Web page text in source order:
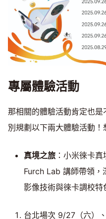
專屬體驗活動
那相關的體驗活動肯定也
別規劃以下兩大體驗活動
真境之旅 ：小米徠卡
Furch Lab 講師帶領
影像技術與徠卡調校特
台北場次 9/27（六）